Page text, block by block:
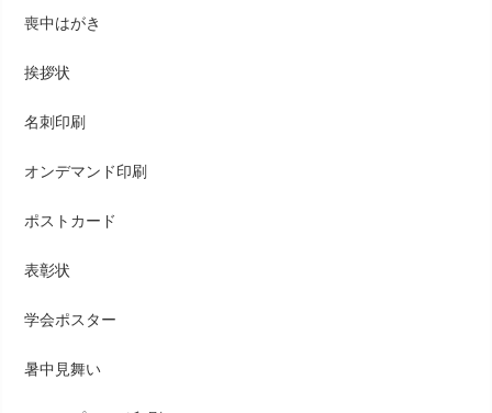
喪中はがき
挨拶状
名刺印刷
オンデマンド印刷
ポストカード
表彰状
学会ポスター
暑中見舞い